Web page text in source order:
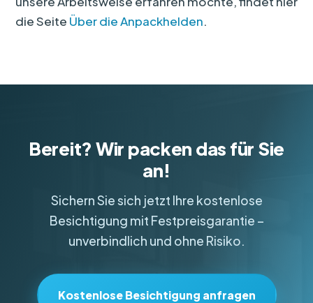
die Seite Über die Anpackhelden.
Bereit? Wir packen das für Sie
an!
Sichern Sie sich jetzt Ihre kostenlose
Besichtigung mit Festpreisgarantie –
unverbindlich und ohne Risiko.
Kostenlose Besichtigung anfragen